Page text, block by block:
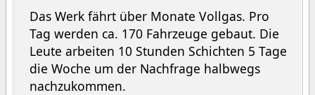
Das Werk fährt über Monate Vollgas. Pro
Tag werden ca. 170 Fahrzeuge gebaut. Die
Leute arbeiten 10 Stunden Schichten 5 Tage
die Woche um der Nachfrage halbwegs
nachzukommen.